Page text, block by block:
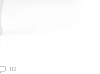
112